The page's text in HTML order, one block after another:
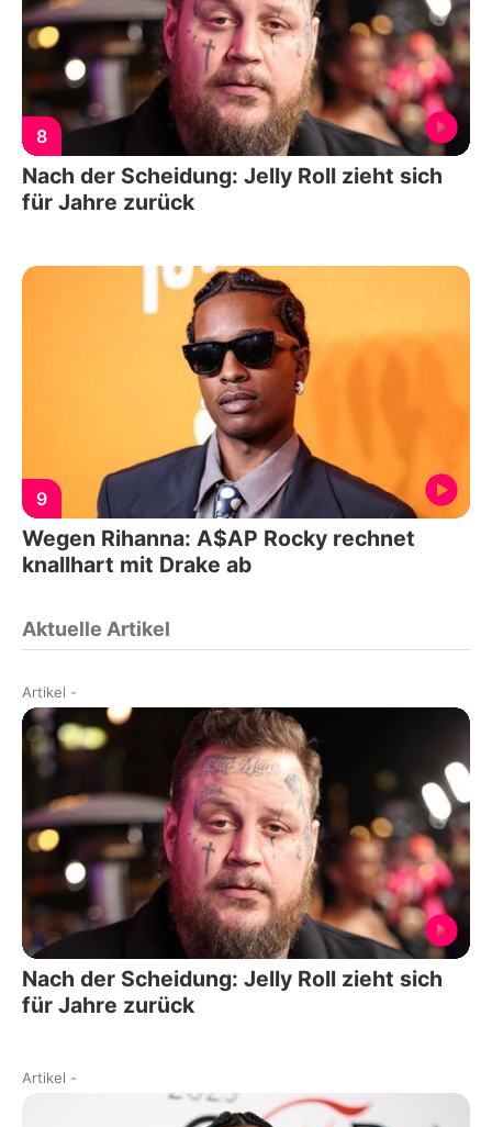
8
Nach der Scheidung: Jelly Roll zieht sich
für Jahre zurück
9
Wegen Rihanna: A$AP Rocky rechnet
knallhart mit Drake ab
Aktuelle Artikel
Artikel -
Nach der Scheidung: Jelly Roll zieht sich
für Jahre zurück
Artikel -